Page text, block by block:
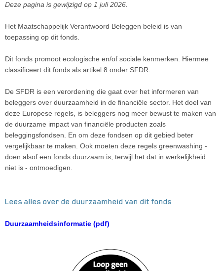
Deze pagina is gewijzigd op 1 juli 2026.
Het Maatschappelijk Verantwoord Beleggen beleid is van
toepassing op dit fonds.
Dit fonds promoot ecologische en/of sociale kenmerken. Hiermee
classificeert dit fonds als artikel 8 onder SFDR.
De SFDR is een verordening die gaat over het informeren van
beleggers over duurzaamheid in de financiële sector. Het doel van
deze Europese regels, is beleggers nog meer bewust te maken van
de duurzame impact van financiële producten zoals
beleggingsfondsen. En om deze fondsen op dit gebied beter
vergelijkbaar te maken. Ook moeten deze regels greenwashing -
doen alsof een fonds duurzaam is, terwijl het dat in werkelijkheid
niet is - ontmoedigen.
Lees alles over de duurzaamheid van dit fonds
Duurzaamheidsinformatie (pdf)